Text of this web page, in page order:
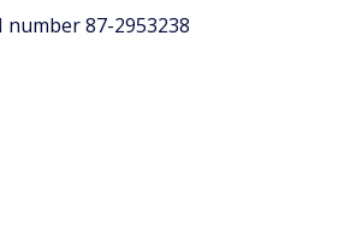
number 87-2953238